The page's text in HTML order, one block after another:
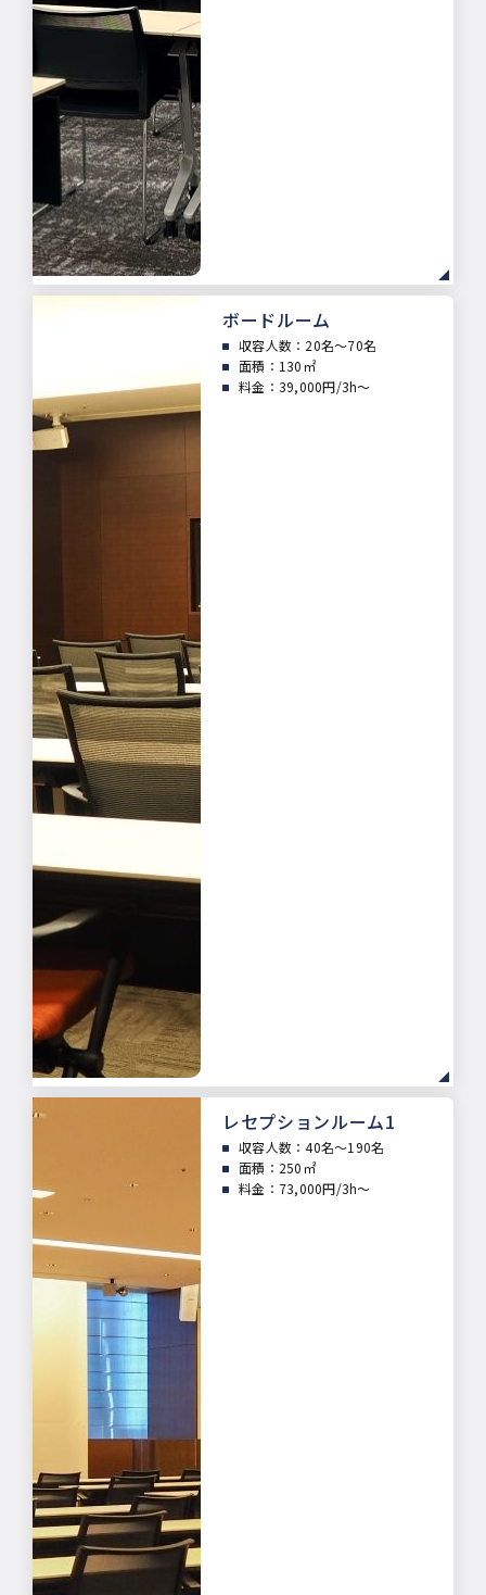
ボードルーム
収容人数：20名～70名
面積： 130㎡
料金：39,000円/3h～
レセプションルーム1
収容人数：40名～190名
面積： 250㎡
料金：73,000円/3h～